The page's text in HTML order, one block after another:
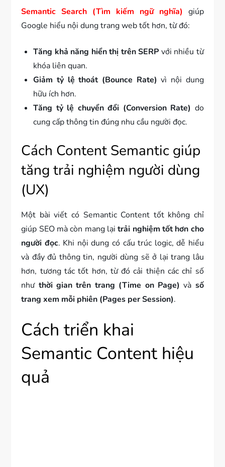
Semantic Search (Tìm kiếm ngữ nghĩa) giúp
Google hiểu nội dung trang web tốt hơn, từ đó:
Tăng khả năng hiển thị trên SERP với nhiều từ
khóa liên quan.
Giảm tỷ lệ thoát (Bounce Rate) vì nội dung
hữu ích hơn.
Tăng tỷ lệ chuyển đổi (Conversion Rate) do
cung cấp thông tin đúng nhu cầu người đọc.
Cách Content Semantic giúp
tăng trải nghiệm người dùng
(UX)
Một bài viết có Semantic Content tốt không chỉ
giúp SEO mà còn mang lạitrải nghiệm tốt hơn cho
người đọc. Khi nội dung có cấu trúc logic, dễ hiểu
và đầy đủ thông tin, người dùng sẽ ở lại trang lâu
hơn, tương tác tốt hơn, từ đó cải thiện các chỉ số
như thời gian trên trang (Time on Page) và số
trang xem mỗi phiên (Pages per Session).
Cách triển khai
Semantic Content hiệu
quả